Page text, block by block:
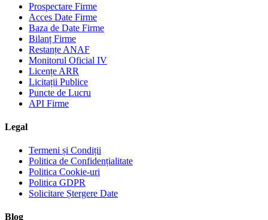
Prospectare Firme
Acces Date Firme
Baza de Date Firme
Bilanț Firme
Restanțe ANAF
Monitorul Oficial IV
Licențe ARR
Licitații Publice
Puncte de Lucru
API Firme
Legal
Termeni și Condiții
Politica de Confidențialitate
Politica Cookie-uri
Politica GDPR
Solicitare Ștergere Date
Blog